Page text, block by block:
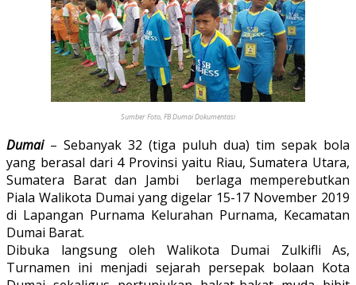
Sumber Foto, FB Dumai Dokumentasi
Dumai– Sebanyak 32 (tiga puluh dua) tim sepak bola
yang berasal dari 4 Provinsi yaitu Riau, Sumatera Utara,
Sumatera Barat dan Jambi berlaga memperebutkan
Piala Walikota Dumai yang digelar 15-17 November 2019
di Lapangan Purnama Kelurahan Purnama, Kecamatan
Dumai Barat.
Dibuka langsung oleh Walikota Dumai Zulkifli As,
Turnamen ini menjadi sejarah persepak bolaan Kota